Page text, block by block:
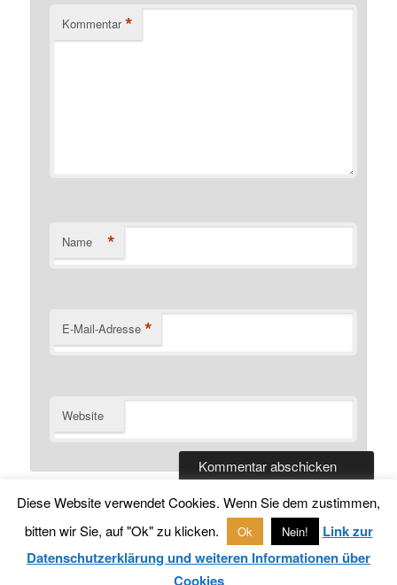
Kommentar *
Name *
E-Mail-Adresse *
Website
Datenschutzerklärung Stolz präsentiert von WordPress
Diese Website verwendet Cookies. Wenn Sie dem zustimmen,
bitten wir Sie, auf "Ok" zu klicken.
Ok Nein!
Link zur
Datenschutzerklärung und weiteren Informationen über
Cookies